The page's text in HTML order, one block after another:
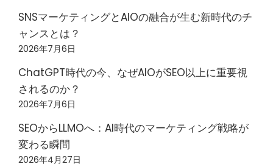
SNSマーケティングとAIOの融合が生む新時代のチ
ャンスとは？
2026年7月6日
ChatGPT時代の今、なぜAIOがSEO以上に重要視
されるのか？
2026年7月6日
SEOからLLMOへ：AI時代のマーケティング戦略が
変わる瞬間
2026年4月27日